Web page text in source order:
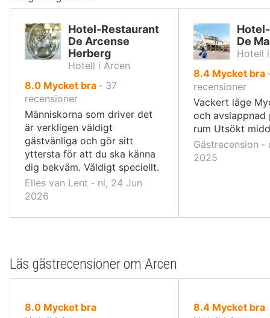
Hotel-Restaurant
De Arcense
Herberg
Hotell i Arcen
8.0av
10,
Mycket bra ‐ 37
recensioner
Människorna som driver det
är verkligen väldigt
gästvänliga och gör sitt
yttersta för att du ska känna
dig bekväm. Väldigt speciellt.
Elles van Lent ‐ nl, 24 Jun
2026
De
Hotell
8.4av
10,
Mycket bra
recensioner
Vackert läge
och avslappnad
rum Utsökt
Gästrecension ‐
2025
Läs gästrecensioner om Arcen
8.0av
Mycket bra
8.4av
Mycket bra